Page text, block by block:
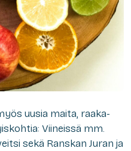
uusia maita, raaka-
Viineissä mm.
sekä Ranskan Juran ja